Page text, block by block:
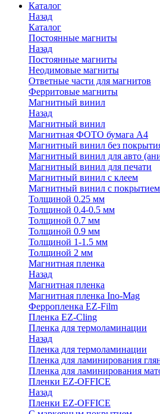
Каталог
Назад
Каталог
Постоянные магниты
Назад
Постоянные магниты
Неодимовые магниты
Ответные части для магнитов
Ферритовые магниты
Магнитный винил
Назад
Магнитный винил
Магнитная ФОТО бумага А4
Магнитный винил без
Магнитный винил для авто
Магнитный винил для печати
Магнитный винил с клеем
Магнитный винил с
Толщиной 0.25 мм
Толщиной 0.4-0.5 мм
Толщиной 0.7 мм
Толщиной 0.9 мм
Толщиной 1-1.5 мм
Толщиной 2 мм
Магнитная пленка
Назад
Магнитная пленка
Магнитная пленка Ino-Mag
Ферропленка EZ-Film
Пленка EZ-Cling
Пленка для термоламинации
Назад
Пленка для термоламинации
Пленка для ламинирования
Пленка для ламинирования
Пленки EZ-OFFICE
Назад
Пленки EZ-OFFICE